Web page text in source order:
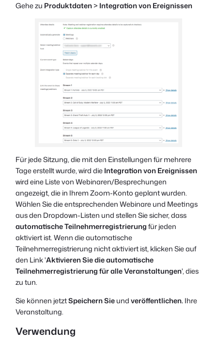
Gehe zu Produktdaten> Integration von Ereignissen
Für jede Sitzung, die mit den Einstellungen für mehrere
Tage erstellt wurde, wird dieIntegration von Ereignissen
wird eine Liste von Webinaren/Besprechungen
angezeigt, die in Ihrem Zoom-Konto geplant wurden.
Wählen Sie die entsprechenden Webinare und Meetings
aus den Dropdown-Listen und stellen Sie sicher, dass
automatische Teilnehmerregistrierungfür jeden
aktiviert ist. Wenn die automatische
Teilnehmerregistrierung nicht aktiviert ist, klicken Sie auf
den Link 'Aktivieren Sie die automatische
Teilnehmerregistrierung für alle Veranstaltungen', dies
zu tun.
Sie können jetztSpeichern Sieundveröffentlichen.Ihre
Veranstaltung.
Verwendung